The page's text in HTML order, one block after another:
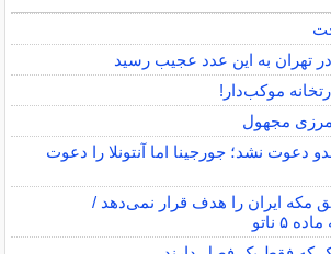
تهران به این عدد عجیب رسید
موکب‌دار!
مجهول
دعوت نشد؛ جورجینا اما آنتونلا را دعوت
مکه ایران را هدف قرار نمی‌دهد /
۵ ناتو